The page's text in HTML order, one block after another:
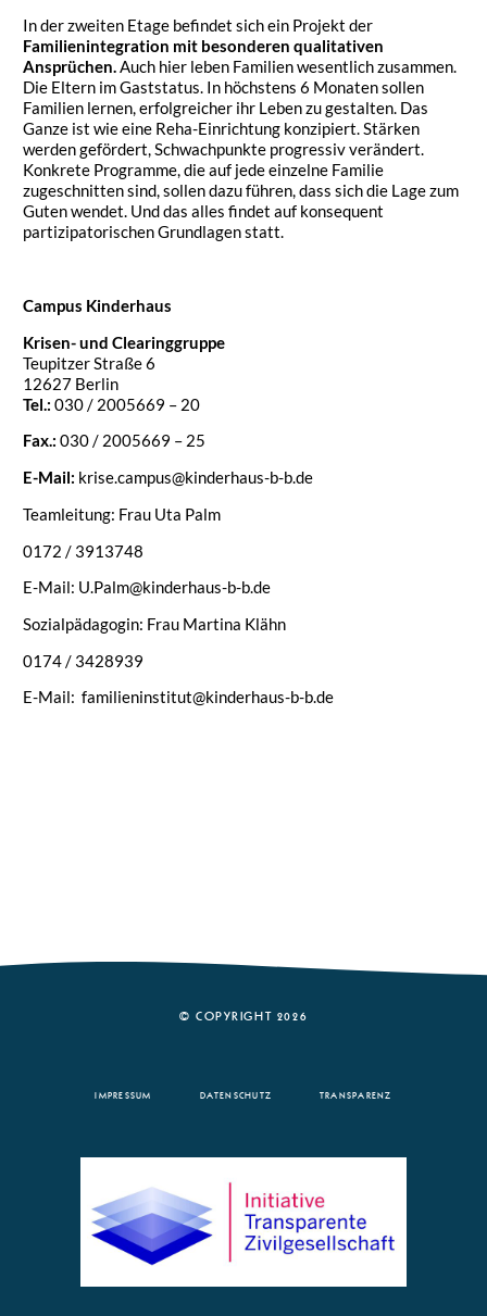
In der zweiten Etage befindet sich ein Projekt der
Familienintegration mit besonderen qualitativen
Ansprüchen.Auch hier leben Familien wesentlich zusammen.
Die Eltern im Gaststatus. In höchstens 6 Monaten sollen
Familien lernen, erfolgreicher ihr Leben zu gestalten. Das
Ganze ist wie eine Reha-Einrichtung konzipiert. Stärken
werden gefördert, Schwachpunkte progressiv verändert.
Konkrete Programme, die auf jede einzelne Familie
zugeschnitten sind, sollen dazu führen, dass sich die Lage zum
Guten wendet. Und das alles findet auf konsequent
partizipatorischen Grundlagen statt.
Campus Kinderhaus
Krisen- und Clearinggruppe
Teupitzer Straße 6
12627 Berlin
Tel.: 030 / 2005669 – 20
Fax.: 030 / 2005669 – 25
E-Mail: krise.campus@kinderhaus-b-b.de
Teamleitung: Frau Uta Palm
0172 / 3913748
E-Mail: U.Palm@kinderhaus-b-b.de
Sozialpädagogin: Frau Martina Klähn
0174 / 3428939
E-Mail: familieninstitut@kinderhaus-b-b.de
© COPYRIGHT 2026
IMPRESSUM DATENSCHUTZ TRANSPARENZ